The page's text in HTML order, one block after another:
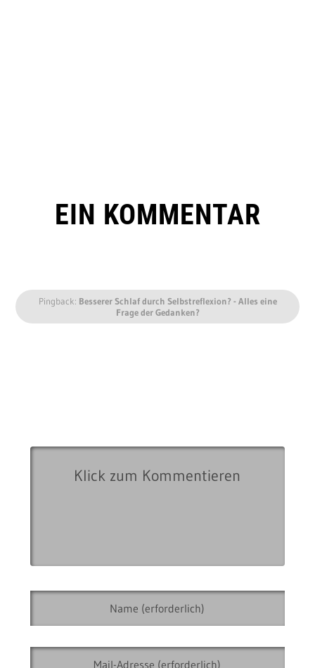
EIN KOMMENTAR
Pingback: Besserer Schlaf durch Selbstreflexion? - Alles eine
Frage der Gedanken?